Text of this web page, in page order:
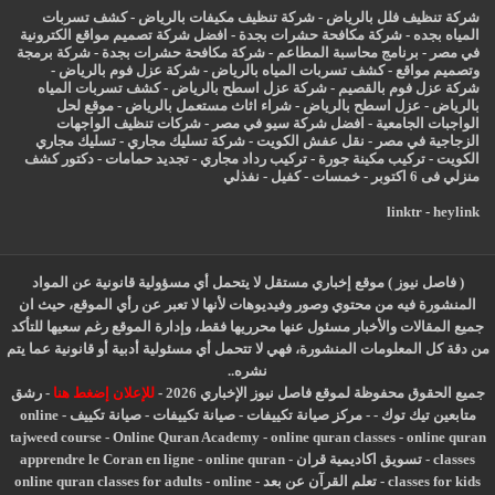
شركة تنظيف فلل بالرياض -شركة تنظيف مكيفات بالرياض -كشف تسربات
المياه بجده -شركة مكافحة حشرات بجدة - افضل شركة تصميم مواقع الكترونية
في مصر - برنامج محاسبة المطاعم -شركة مكافحة حشرات بجدة -شركة برمجة
وتصميم مواقع -كشف تسربات المياه بالرياض -شركة عزل فوم بالرياض -
شركة عزل فوم بالقصيم -شركة عزل اسطح بالرياض -كشف تسربات المياه
بالرياض - عزل اسطح بالرياض -شراء اثاث مستعمل بالرياض - موقع لحل
الواجبات الجامعية - افضل شركة سيو في مصر -شركات تنظيف الواجهات
الزجاجية في مصر - نقل عفش الكويت -شركة تسليك مجاري -تسليك مجاري
الكويت -تركيب مكينة جورة -تركيب رداد مجاري -تجديد حمامات -دكتور كشف
منزلي فى 6 اكتوبر
-خمسات -كفيل - نفذلي
linktr- heylink
( فاصل نيوز ) موقع إخباري مستقل لا يتحمل أي مسؤولية قانونية عن المواد
المنشورة فيه من محتوي وصور وفيديوهات لأنها لا تعبر عن رأي الموقع، حيث ان
جميع المقالات والأخبار مسئول عنها محرريها فقط، وإدارة الموقع رغم سعيها للتأكد
من دقة كل المعلومات المنشورة، فهي لا تتحمل أي مسئولية أدبية أو قانونية عما يتم
نشره..
جميع الحقوق محفوظة لموقع فاصل نيوز الإخباري 2026 -
للإعلان إضغط هنا -رشق
متابعين تيك توك -
-مركز صيانة تكييفات -صيانة تكييفات -صيانة تكييف -
online
tajweed course- Online Quran Academy- online quran classes- online quran
classes
- تسويق اكاديمية قران -
apprendre le Coran en ligne - online quran
classes for kids
- تعلم القرآن عن بعد -
online quran classes for adults - online